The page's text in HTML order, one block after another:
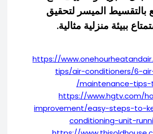
بالتقسيط الميسر لتحقيق
ببيئة منزلية مثالية.
https://
tips/air-conditioners/6-
maintenance-tips-
https://www.hgtv.com/
improvement/easy-steps-to-
conditioning-unit-